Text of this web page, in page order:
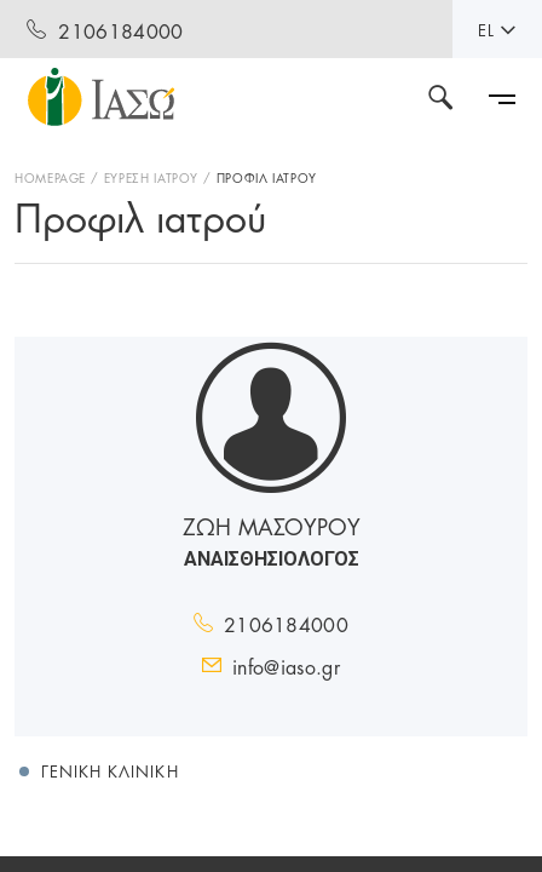
2106184000 EL
HOMEPAGE ΕΥΡΕΣΗ ΙΑΤΡΟΥ ΠΡΟΦΙΛ ΙΑΤΡΟΥ
Προφιλ ιατρού
ΖΩΗ ΜΑΣΟΥΡΟΥ
ΑΝΑΙΣΘΗΣΙΟΛΟΓΟΣ
2106184000
info@iaso.gr
ΓΕΝΙΚΉ ΚΛΙΝΙΚΉ